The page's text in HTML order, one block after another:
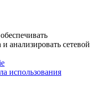
анализировать сетевой
использования